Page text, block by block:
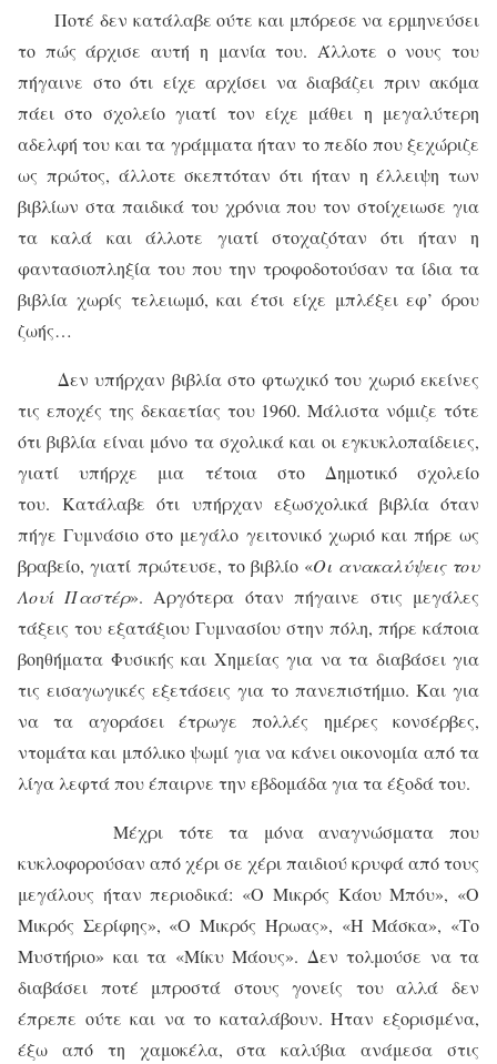
Ποτέ δεν κατάλαβε ούτε και μπόρεσε να ερμηνεύσει
το πώς άρχισε αυτή η μανία του. Άλλοτε ο νους του
πήγαινε στο ότι είχε αρχίσει να διαβάζει πριν ακόμα
πάει στο σχολείο γιατί τον είχε μάθει η μεγαλύτερη
αδελφή του και τα γράμματα ήταν το πεδίο που ξεχώριζε
ως πρώτος, άλλοτε σκεπτόταν ότι ήταν η έλλειψη των
βιβλίων στα παιδικά του χρόνια που τον στοίχειωσε για
τα καλά και άλλοτε γιατί στοχαζόταν ότι ήταν η
φαντασιοπληξία του που την τροφοδοτούσαν τα ίδια τα
βιβλία χωρίς τελειωμό, και έτσι είχε μπλέξει εφ’ όρου
ζωής…
Δεν υπήρχαν βιβλία στο φτωχικό του χωριό εκείνες
τις εποχές της δεκαετίας του 1960. Μάλιστα νόμιζε τότε
ότι βιβλία είναι μόνο τα σχολικά και οι εγκυκλοπαίδειες,
γιατί υπήρχε μια τέτοια στο Δημοτικό σχολείο
του. Κατάλαβε ότι υπήρχαν εξωσχολικά βιβλία όταν
πήγε Γυμνάσιο στο μεγάλο γειτονικό χωριό και πήρε ως
βραβείο, γιατί πρώτευσε, το βιβλίο «Οι ανακαλύψεις του
Λουί Παστέρ». Αργότερα όταν πήγαινε στις μεγάλες
τάξεις του εξατάξιου Γυμνασίου στην πόλη, πήρε κάποια
βοηθήματα Φυσικής και Χημείας για να τα διαβάσει για
τις εισαγωγικές εξετάσεις για το πανεπιστήμιο. Και για
να τα αγοράσει έτρωγε πολλές ημέρες κονσέρβες,
ντομάτα και μπόλικο ψωμί για να κάνει οικονομία από τα
λίγα λεφτά που έπαιρνε την εβδομάδα για τα έξοδά του.
Μέχρι τότε τα μόνα αναγνώσματα που
κυκλοφορούσαν από χέρι σε χέρι παιδιού κρυφά από τους
μεγάλους ήταν περιοδικά: «Ο Μικρός Κάου Μπόυ», «Ο
Μικρός Σερίφης», «Ο Μικρός Ήρωας», «Η Μάσκα», «Το
Μυστήριο» και τα «Μίκυ Μάους». Δεν τολμούσε να τα
διαβάσει ποτέ μπροστά στους γονείς του αλλά δεν
έπρεπε ούτε και να το καταλάβουν. Ήταν εξορισμένα,
έξω από τη χαμοκέλα, στα καλύβια ανάμεσα στις